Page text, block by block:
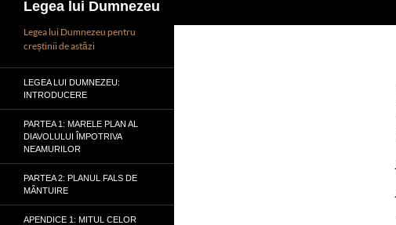
Legea lui Dumnezeu
Legea lui Dumnezeu pentru
creștinii de astăzi
LEGEA LUI DUMNEZEU:
INTRODUCERE
PARTEA 1: MARELE PLAN AL
DIAVOLULUI ÎMPOTRIVA
NEAMURILOR
PARTEA 2: PLANUL FALS DE
MÂNTUIRE
APENDICE 1: MITUL CELOR